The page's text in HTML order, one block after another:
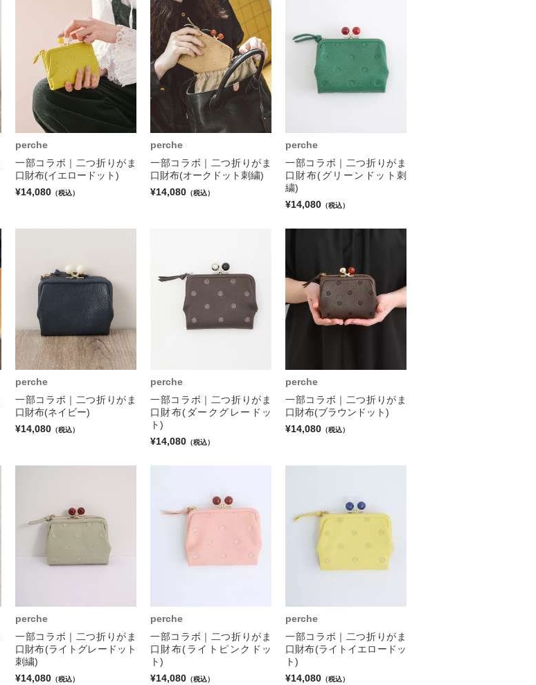
perche
一部コラボ｜二つ折りがま
口財布(イエロードット)
¥14,080 （税込）
perche
一部コラボ｜二つ折りがま
口財布(オークドット刺繍)
¥14,080 （税込）
perche
一部コラボ｜二つ折りがま
口財布(グリーンドット刺
繍)
¥14,080 （税込）
perche
一部コラボ｜二つ折りがま
口財布(ネイビー)
¥14,080 （税込）
perche
一部コラボ｜二つ折りがま
口財布(ダークグレードッ
ト)
¥14,080 （税込）
perche
一部コラボ｜二つ折りがま
口財布(ブラウンドット)
¥14,080 （税込）
perche
一部コラボ｜二つ折りがま
口財布(ライトグレードット
刺繍)
¥14,080 （税込）
perche
一部コラボ｜二つ折りがま
口財布(ライトピンクドッ
ト)
¥14,080 （税込）
perche
一部コラボ｜二つ折りがま
口財布(ライトイエロードッ
ト)
¥14,080 （税込）